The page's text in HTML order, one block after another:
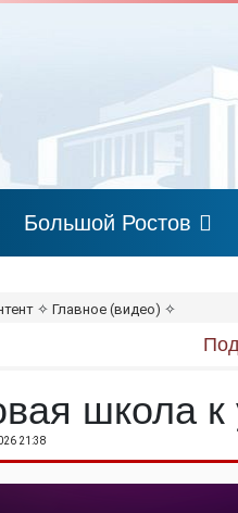
Большой Ростов
✧ Главное (видео) ✧
школа к
21:38